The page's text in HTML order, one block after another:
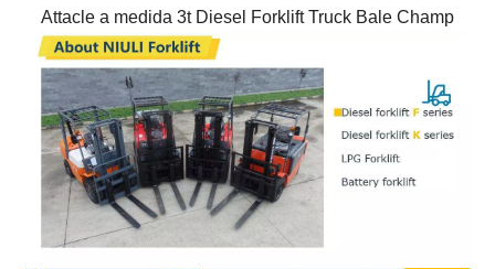
Attacle a medida 3t Diesel Forklift Truck Bale Champ